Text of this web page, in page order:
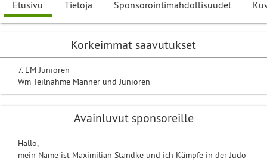
Etusivu Tietoja Sponsorointimahdollisuudet
Korkeimmat saavutukset
7. EM Junioren
Wm Teilnahme Männer und Junioren
Avainluvut sponsoreille
Hallo,
mein Name ist Maximilian Standke und ich Kämpfe in der Judo